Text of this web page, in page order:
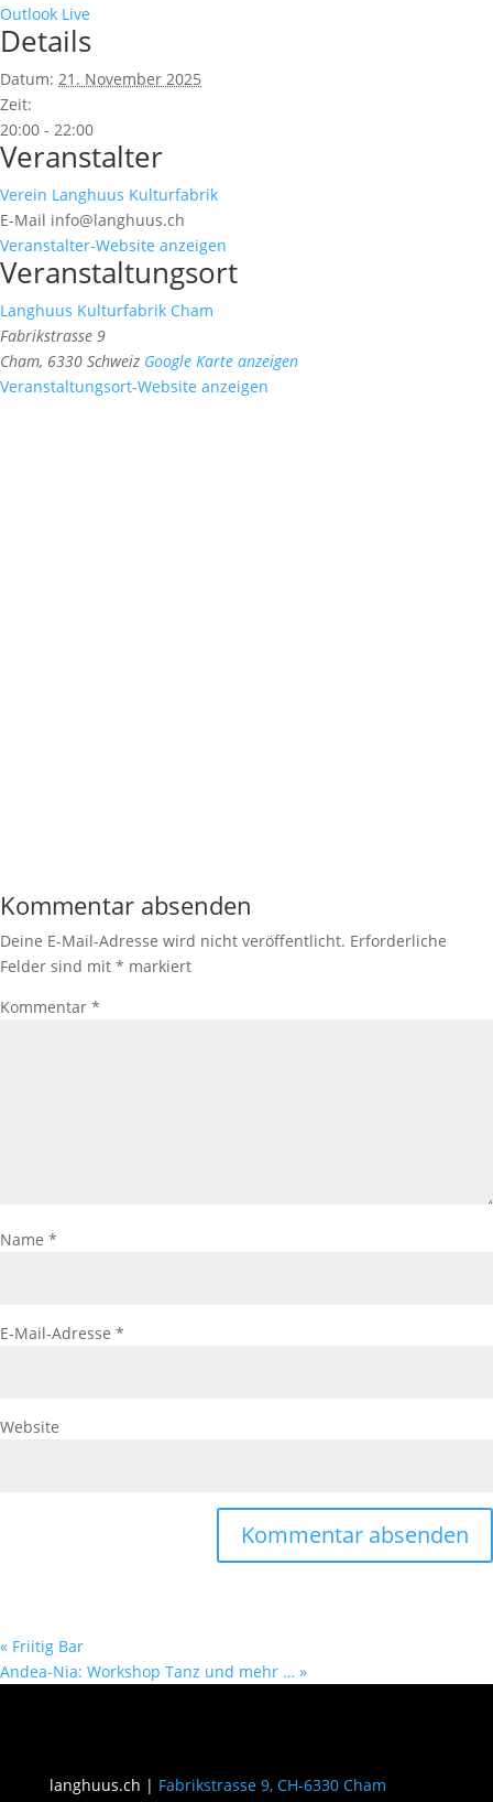
Outlook Live
Details
Datum: 21. November 2025
Zeit:
20:00 - 22:00
Veranstalter
Verein Langhuus Kulturfabrik
E-Mail info@langhuus.ch
Veranstalter-Website anzeigen
Veranstaltungsort
Langhuus Kulturfabrik Cham
Fabrikstrasse 9
Cham, 6330 Schweiz Google Karte anzeigen
Veranstaltungsort-Website anzeigen
Kommentar absenden
Deine E-Mail-Adresse wird nicht veröffentlicht. Erforderliche
Felder sind mit * markiert
Kommentar *
Name *
E-Mail-Adresse *
Website
« Friitig Bar
Andea-Nia: Workshop Tanz und mehr … »
langhuus.ch | Fabrikstrasse 9, CH-6330 Cham